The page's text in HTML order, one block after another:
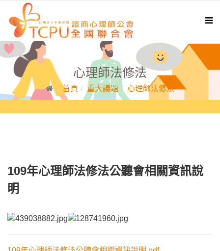
心理師法修法
首頁 重大議題 心理師法修法
109年心理師法修法公聽會相關資訊說
明